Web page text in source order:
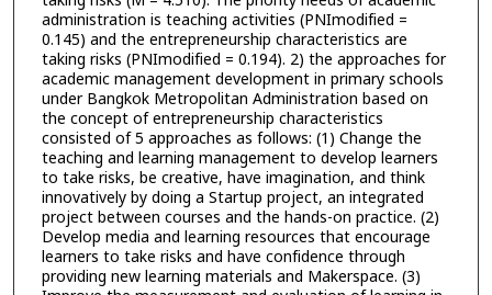
administration is teaching activities (PNImodified =
0.145) and the entrepreneurship characteristics are
taking risks (PNImodified = 0.194). 2) the approaches for
academic management development in primary schools
under Bangkok Metropolitan Administration based on
the concept of entrepreneurship characteristics
consisted of 5 approaches as follows: (1) Change the
teaching and learning management to develop learners
to take risks, be creative, have imagination, and think
innovatively by doing a Startup project, an integrated
project between courses and the hands-on practice. (2)
Develop media and learning resources that encourage
learners to take risks and have confidence through
providing new learning materials and Makerspace. (3)